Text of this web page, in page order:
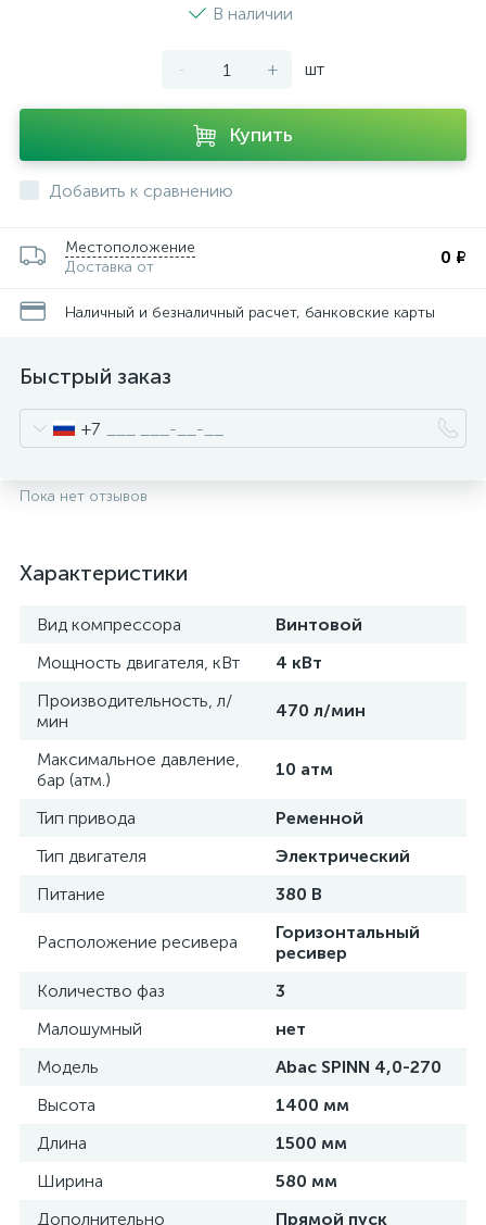
В наличии
- + шт
Купить
Добавить к сравнению
Местоположение
Доставка от
0 ₽
Наличный и безналичный расчет, банковские карты
Быстрый заказ
+7
Пока нет отзывов
Характеристики
Вид компрессора
Винтовой
Мощность двигателя, кВт
4 кВт
Производительность, л/
мин
470 л/мин
Максимальное давление,
бар (атм.)
10 атм
Тип привода
Ременной
Тип двигателя
Электрический
Питание
380 В
Расположение ресивера
Горизонтальный
ресивер
Количество фаз
3
Малошумный
нет
Модель
Abac SPINN 4,0-270
Высота
1400 мм
Длина
1500 мм
Ширина
580 мм
Дополнительно
Прямой пуск